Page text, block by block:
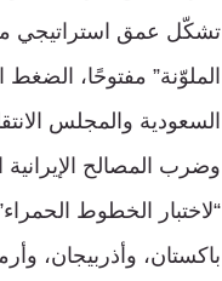
تشكّل عمق استراتيجي
الملوّنة” مفتوحًا،
السعودية والمجلس
وضرب المصالح الإيرانية
“لاختبار الخطوط
باكستان، وأذربيجان،